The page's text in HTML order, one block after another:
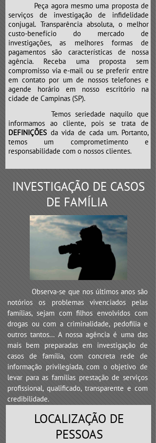
Peça agora mesmo uma proposta de
serviços de investigação de infidelidade
conjugal. Transparência absoluta, o melhor
custo-benefício do mercado de
investigações, as melhores formas de
pagamentos são características de nossa
agência. Receba uma proposta sem
compromisso via e-mail ou se preferir entre
em contato por um de nossos telefones e
agende horário em nosso escritório na
cidade de Campinas (SP).
Temos seriedade naquilo que
informamos ao cliente, pois se trata de
DEFINIÇÕES da vida de cada um. Portanto,
temos um comprometimento e
responsabilidade com o nossos clientes.
INVESTIGAÇÃO DE CASOS
DE FAMÍLIA
Observa-se que nos últimos anos são
notórios os problemas vivenciados pelas
famílias, sejam com filhos envolvidos com
drogas ou com a criminalidade, pedofilia e
outros tantos... A nossa agência é uma das
mais bem preparadas em investigação de
casos de família, com concreta rede de
informação privilegiada, com o objetivo de
levar para as famílias prestação de serviços
profissional, qualificado, transparente e com
credibilidade.
LOCALIZAÇÃO DE
PESSOAS